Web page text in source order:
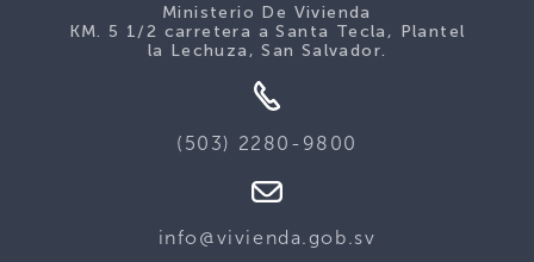
Ministerio De Vivienda
KM. 5 1/2 carretera a Santa Tecla, Plantel
la Lechuza, San Salvador.
(503) 2280-9800
info@vivienda.gob.sv